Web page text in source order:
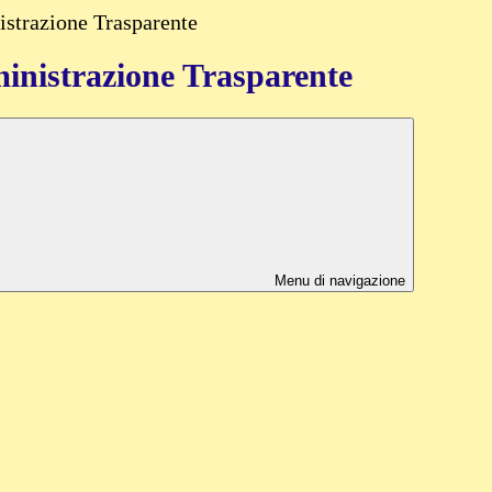
Trasparente
Trasparente
Menu di navigazione